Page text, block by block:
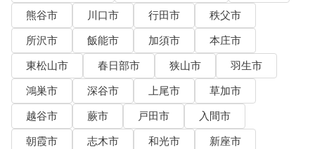
熊谷市
川口市 行田市
秩父市
所沢市
飯能市 加須市
本庄市
東松山市
春日部市 狭山市
羽生市
鴻巣市
深谷市 上尾市
草加市
越谷市
蕨市 戸田市
入間市
朝霞市
志木市 和光市
新座市